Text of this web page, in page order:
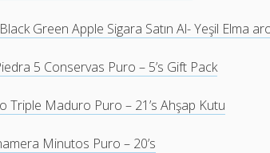
Green Apple Sigara Satın Al- Yeşil Elma
5 Conservas Puro – 5’s Gift Pack
Triple Maduro Puro – 21’s Ahşap Kutu
Minutos Puro – 20’s